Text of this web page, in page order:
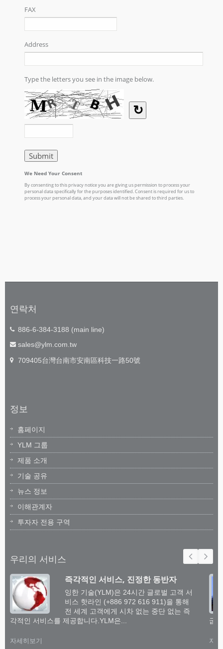
연락처
886-6-384-3188 (main line)
sales@ylm.com.tw
709405台灣台南市安南區科技一路50號
정보
홈페이지
YLM 그룹
제품 소개
기술 공유
뉴스 정보
이해관계자
투자자 전용 구역
우리의 서비스
즉각적인 서비스, 진정한 동반자
잉한 기술(YLM)은 24시간 글로벌 고객 서
비스 핫라인 (+886 972 616 911)을 통해
전 세계 고객에게 시차 없는 중단 없는 즉
각적인 서비스를 제공합니다.YLM은...
자세히보기
굽
자